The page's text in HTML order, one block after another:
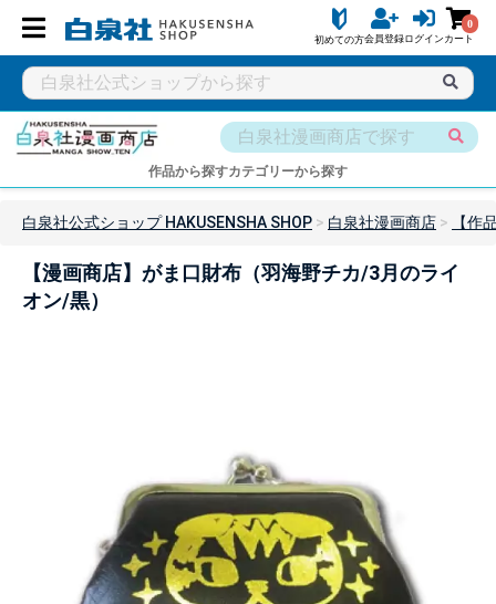
初めての方会員登録ログイン
0
カート
作品から探すカテゴリーから探す
白泉社公式ショップ HAKUSENSHA SHOP 白泉社漫画商店 【作
【漫画商店】がま口財布（羽海野チカ/3月のライ
オン/黒）